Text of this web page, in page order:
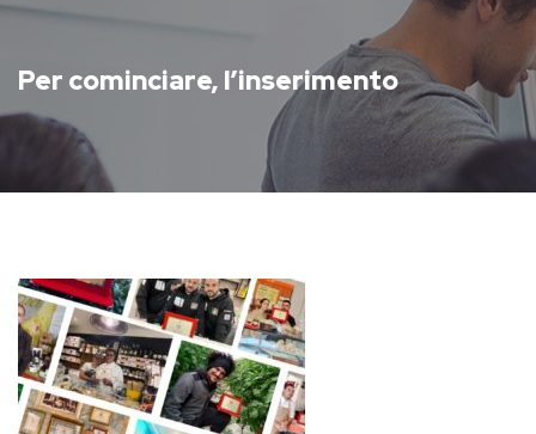
Per cominciare, l’inserimento